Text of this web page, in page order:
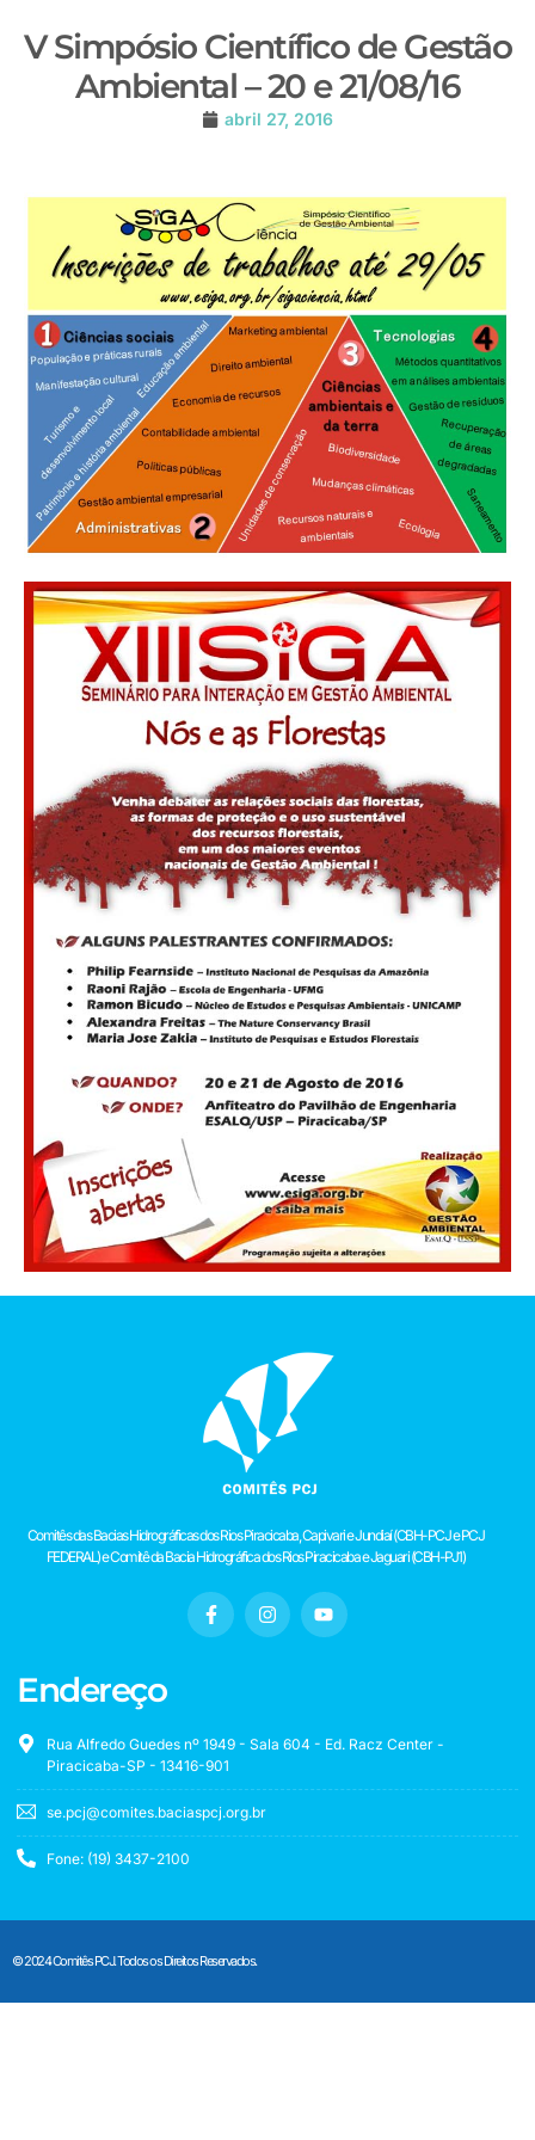
V Simpósio Científico de Gestão
Ambiental – 20 e 21/08/16
abril 27, 2016
Comitês das Bacias Hidrográficas dos Rios Piracicaba, Capivari e Jundiaí (CBH-PCJ e PCJ
FEDERAL) e Comitê da Bacia Hidrográfica dos Rios Piracicaba e Jaguari (CBH-PJ1)
Endereço
Rua Alfredo Guedes nº 1949 - Sala 604 - Ed. Racz Center -
Piracicaba-SP - 13416-901
se.pcj@comites.baciaspcj.org.br
Fone: (19) 3437-2100
© 2024 Comitês PCJ. Todos os Direitos Reservados.